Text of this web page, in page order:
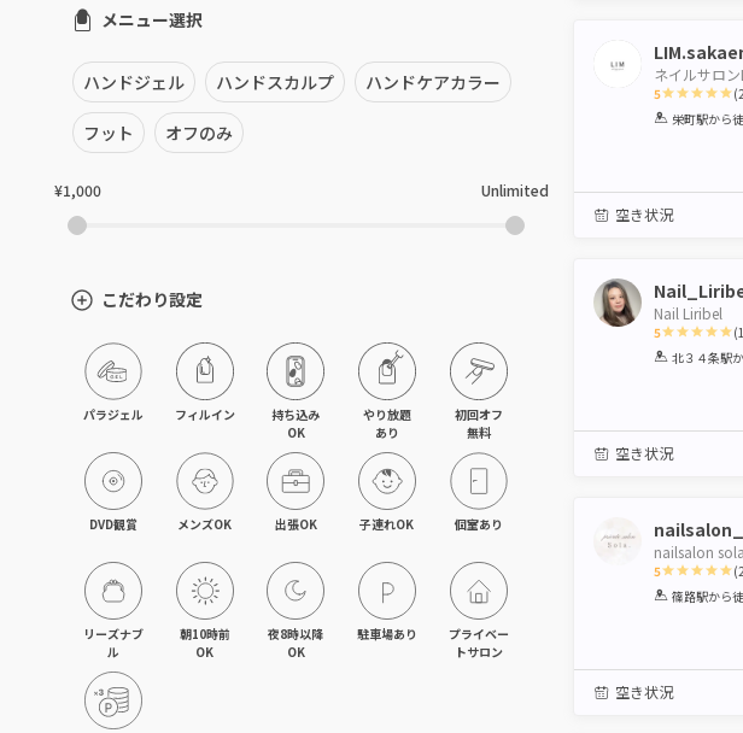
円山周辺
白石区・厚別区・清田区
すすきの・市電沿線
室蘭・登別・苫小牧
旭川・滝川
網走・北見
釧路・根室
帯広・十勝
北海道その他
メニュー選択
ハンドジェル ハンドスカルプ ハンドケアカラー
フット オフのみ
¥1,000 Unlimited
こだわり設定
パラジェル フィルイン
持ち込み
OK
やり放題
あり
初回オフ
無料
DVD観賞 メンズOK 出張OK 子連れOK 個室あり
リーズナブ
ル
朝10時前
OK
夜8時以降
OK
駐車場あり
プライベー
トサロン
ネイルサロン
5
1 2 3 4 5
(
栄町駅から
空き状況
Nail Liribel
5
1 2 3 4 5
(
北３４条駅
空き状況
nailsalon
5
1 2 3 4 5
(
篠路駅から
空き状況